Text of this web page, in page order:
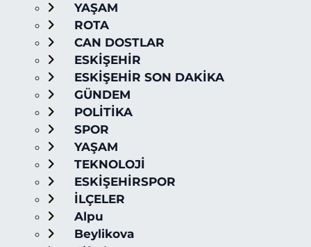
YAŞAM
ROTA
CAN DOSTLAR
ESKİŞEHİR
ESKİŞEHİR SON DAKİKA
GÜNDEM
POLİTİKA
SPOR
YAŞAM
TEKNOLOJİ
ESKİŞEHİRSPOR
İLÇELER
Alpu
Beylikova